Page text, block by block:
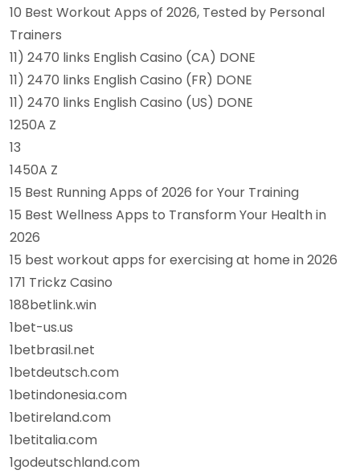
10 Best Workout Apps of 2026, Tested by Personal
Trainers
11) 2470 links English Casino (CA) DONE
11) 2470 links English Casino (FR) DONE
11) 2470 links English Casino (US) DONE
1250A Z
13
1450A Z
15 Best Running Apps of 2026 for Your Training
15 Best Wellness Apps to Transform Your Health in
2026
15 best workout apps for exercising at home in 2026
171 Trickz Casino
188betlink.win
1bet-us.us
1betbrasil.net
1betdeutsch.com
1betindonesia.com
1betireland.com
1betitalia.com
1godeutschland.com